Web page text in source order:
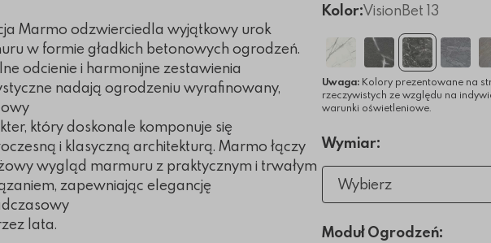
Kolor:VisionBet 13
Uwaga: Kolory prezentowane na
rzeczywistych ze względu na
warunki oświetleniowe.
Wymiar:
Wybierz
Moduł Ogrodzeń:
Marmo odzwierciedla wyjątkowy urok
w formie gładkich betonowych ogrodzeń.
odcienie i harmonijne zestawienia
nadają ogrodzeniu wyrafinowany,
który doskonale komponuje się
i klasyczną architekturą. Marmo łączy
wygląd marmuru z praktycznym i trwałym
zapewniając elegancję
lata.